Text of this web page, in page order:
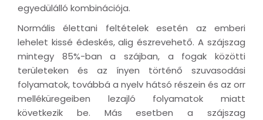
egyedülálló kombinációja.
Normális élettani feltételek esetén az emberi
lehelet kissé édeskés, alig észrevehető. A szájszag
mintegy 85%-ban a szájban, a fogak közötti
területeken és az ínyen történő szuvasodási
folyamatok, továbbá a nyelv hátsó részein és az orr
melléküregeiben lezajló folyamatok miatt
következik be. Más esetben a szájszag